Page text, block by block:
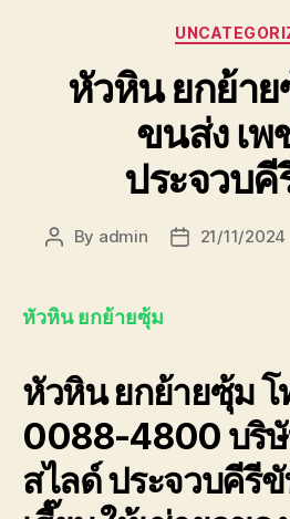
หัวหิน ยกย้า
ขนส่ง เพ
ประจวบ
Post
By admin
Post21/11/2024
หัวหิน ยกย้ายซุ้ม
หัวหิน ยกย้ายซุ้ม
0088-4800 บริษั
สไลด์ ประจวบคีรี